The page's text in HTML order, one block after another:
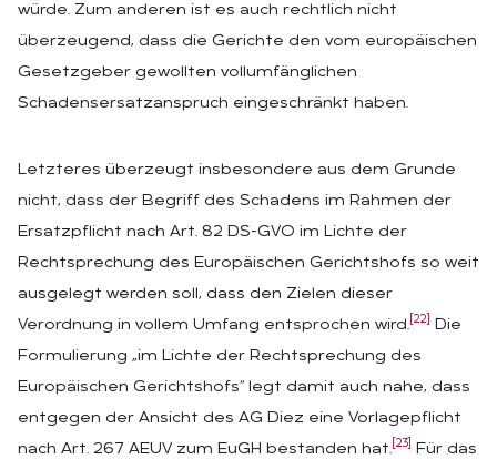
würde. Zum anderen ist es auch rechtlich nicht
überzeugend, dass die Gerichte den vom europäischen
Gesetzgeber gewollten vollumfänglichen
Schadensersatzanspruch eingeschränkt haben.
Letzteres überzeugt insbesondere aus dem Grunde
nicht, dass der Begriff des Schadens im Rahmen der
Ersatzpflicht nach Art. 82 DS-GVO im Lichte der
Rechtsprechung des Europäischen Gerichtshofs so weit
ausgelegt werden soll, dass den Zielen dieser
Verordnung in vollem Umfang entsprochen wird. [22]
Die
Formulierung „im Lichte der Rechtsprechung des
Europäischen Gerichtshofs“ legt damit auch nahe, dass
entgegen der Ansicht des AG Diez eine Vorlagepflicht
nach Art. 267 AEUV zum EuGH bestanden hat. [23]
Für das